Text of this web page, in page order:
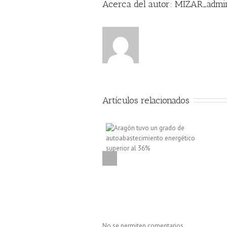
Acerca del autor:
Artículos relacionados